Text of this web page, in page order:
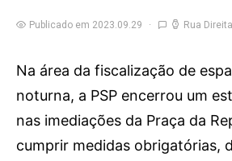
Publicado em 2023.09.29 Rua Direita
Na área da fiscalização de
noturna, a PSP encerrou um
nas imediações da Praça da
cumprir medidas obrigatórias,